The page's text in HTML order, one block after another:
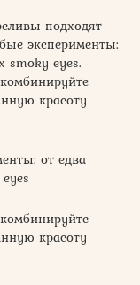
подходят
эксперименты:
smoky eyes.
красоту
от едва
красоту